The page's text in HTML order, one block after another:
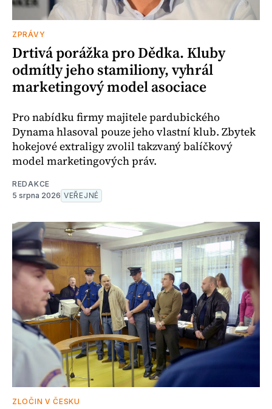
ZPRÁVY
Drtivá porážka pro Dědka. Kluby
odmítly jeho stamiliony, vyhrál
marketingový model asociace
Pro nabídku firmy majitele pardubického
Dynama hlasoval pouze jeho vlastní klub. Zbytek
hokejové extraligy zvolil takzvaný balíčkový
model marketingových práv.
REDAKCE
5 srpna 2026 VEŘEJNÉ
ZLOČIN V ČESKU